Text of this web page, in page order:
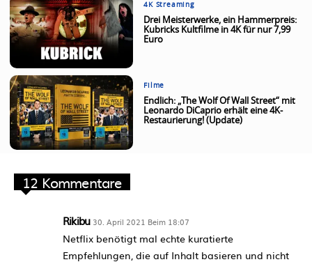
4K Streaming
Drei Meisterwerke, ein Hammerpreis:
Kubricks Kultfilme in 4K für nur 7,99
Euro
Filme
Endlich: „The Wolf Of Wall Street“ mit
Leonardo DiCaprio erhält eine 4K-
Restaurierung! (Update)
12 Kommentare
Rikibu 30. April 2021 Beim 18:07
Netflix benötigt mal echte kuratierte
Empfehlungen, die auf Inhalt basieren und nicht